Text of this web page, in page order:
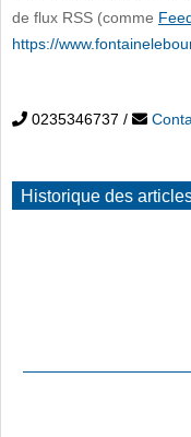
de flux RSS (comme
https://
0235346737 /
Historique des